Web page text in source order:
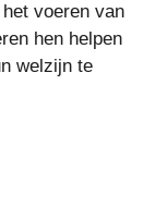
voeren van
hen helpen
welzijn te